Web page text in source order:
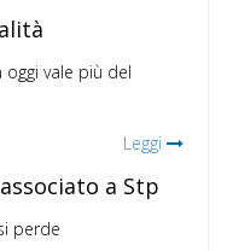
vale più del
Leggi
a Stp
perde